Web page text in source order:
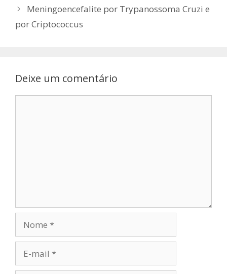
Meningoencefalite por Trypanossoma Cruzi e
por Criptococcus
Deixe um comentário
mail